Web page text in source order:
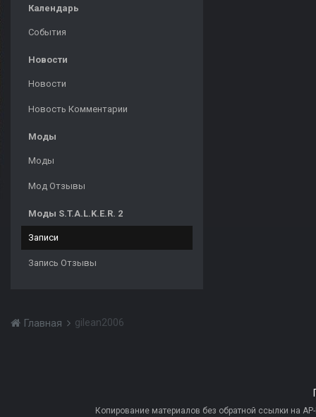
Календарь
События
Новости
Новости
Новость Комментарии
Моды
Моды
Мод Отзывы
Моды S.T.A.L.K.E.R. 2
Записи
Запись Отзывы
Главная gilean2006
Копирование материалов без обратной ссылки на